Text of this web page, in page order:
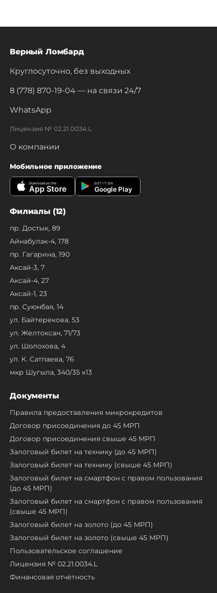
Верный Ломбард
Круглосуточно, без выходных
8 (778) 870-19-04 — на связи 24/7
WhatsApp
Лицензия № 02.21.0034.L
О компании
Мобильное приложение
Download on the
App Store
GET IT ON
Google Play
Филиалы (12)
пр. Достык, 89
Айнабулак-4, 178
пр. Гагарина, 190
Аксай-3, 7
Аксай-4, 27
Аксай-1, 23
пр. Суюнбая, 14
ул. Байтерекова, 53
ул. Желтоксан, 71/73
ул. Шолохова, 4
ул. К. Сатпаева, 76
мкр Шугыла, 340/35 к13
Документы
Правила предоставления микрокредитов
Договор присоединения до 45 МРП
Договор присоединения свыше 45 МРП
Залоговый билет на технику (до 45 МРП)
Залоговый билет на технику (свыше 45 МРП)
Залоговый билет на смартфон с правом пользования
(до 45 МРП)
Залоговый билет на смартфон с правом пользования
(свыше 45 МРП)
Залоговый билет на золото (до 45 МРП)
Залоговый билет на золото (свыше 45 МРП)
Пользовательское соглашение
Лицензия № 02.21.0034.L
Финансовая отчётность